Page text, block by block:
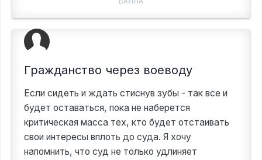
Гражданство через воеводу
Если сидеть и ждать стиснув зубы - так все и
будет оставаться, пока не наберется
критическая масса тех, кто будет отстаивать
свои интересы вплоть до суда. Я хочу
напомнить, что суд не только удлиняет